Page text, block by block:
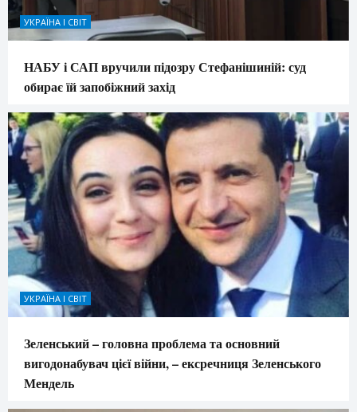
УКРАЇНА І СВІТ
НАБУ і САП вручили підозру Стефанішиній: суд
обирає їй запобіжний захід
УКРАЇНА І СВІТ
Зеленський – головна проблема та основний
вигодонабувач цієї війни, – ексречниця Зеленського
Мендель